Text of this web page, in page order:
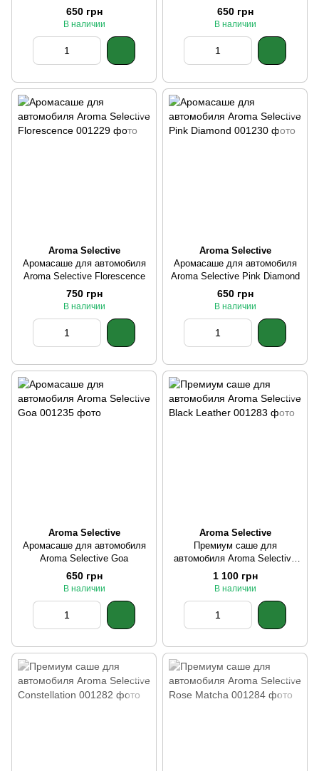
650 грн
В наличии
650 грн
В наличии
Aroma Selective
Аромасаше для автомобиля
Aroma Selective Florescence
750 грн
В наличии
Aroma Selective
Аромасаше для автомобиля
Aroma Selective Pink Diamond
650 грн
В наличии
Aroma Selective
Аромасаше для автомобиля
Aroma Selective Goa
650 грн
В наличии
Aroma Selective
Премиум саше для
автомобиля Aroma Selective
Black Leather
1 100 грн
В наличии